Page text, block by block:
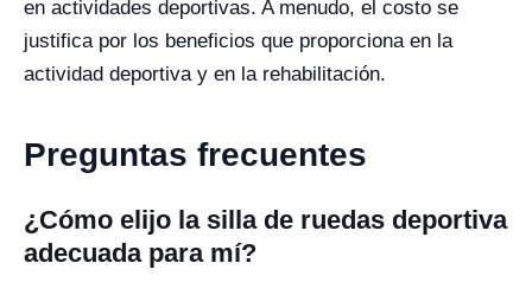
en actividades deportivas. A menudo, el costo se
justifica por los beneficios que proporciona en la
actividad deportiva y en la rehabilitación.
Preguntas frecuentes
¿Cómo elijo la silla de ruedas deportiva
adecuada para mí?